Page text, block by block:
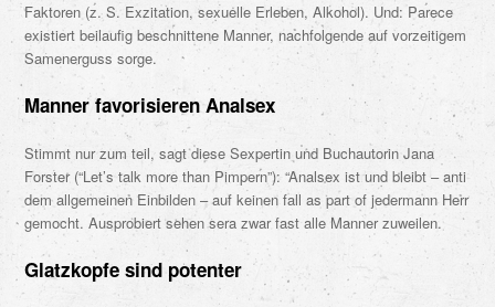
Faktoren (z. S. Exzitation, sexuelle Erleben, Alkohol). Und: Parece
existiert beilaufig beschnittene Manner, nachfolgende auf vorzeitigem
Samenerguss sorge.
Manner favorisieren Analsex
Stimmt nur zum teil, sagt diese Sexpertin und Buchautorin Jana
Forster (“Let’s talk more than Pimpern”): “Analsex ist und bleibt – anti
dem allgemeinen Einbilden – auf keinen fall as part of jedermann Herr
gemocht. Ausprobiert sehen sera zwar fast alle Manner zuweilen.
Glatzkopfe sind potenter